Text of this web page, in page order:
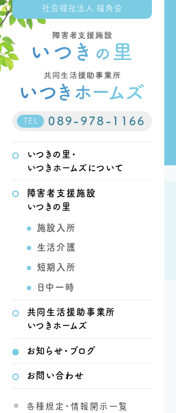
社会福祉法人 福角会
TEL 089-978-1166
いつきの里・
いつきホームズについて
障害者支援施設
いつきの里
施設入所
生活介護
短期入所
日中一時
共同生活援助事業所
いつきホームズ
お知らせ・ブログ
お問い合わせ
各種規定・情報開示一覧